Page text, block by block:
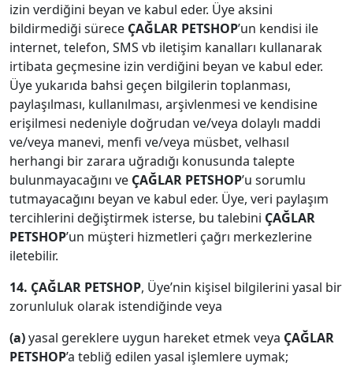
izin verdiğini beyan ve kabul eder. Üye aksini
bildirmediği sürece ÇAĞLAR PETSHOP’un kendisi ile
internet, telefon, SMS vb iletişim kanalları kullanarak
irtibata geçmesine izin verdiğini beyan ve kabul eder.
Üye yukarıda bahsi geçen bilgilerin toplanması,
paylaşılması, kullanılması, arşivlenmesi ve kendisine
erişilmesi nedeniyle doğrudan ve/veya dolaylı maddi
ve/veya manevi, menfi ve/veya müsbet, velhasıl
herhangi bir zarara uğradığı konusunda talepte
bulunmayacağını ve ÇAĞLAR PETSHOP’u sorumlu
tutmayacağını beyan ve kabul eder. Üye, veri paylaşım
tercihlerini değiştirmek isterse, bu talebini ÇAĞLAR
PETSHOP’un müşteri hizmetleri çağrı merkezlerine
iletebilir.
14. ÇAĞLAR PETSHOP, Üye’nin kişisel bilgilerini yasal bir
zorunluluk olarak istendiğinde veya
(a)yasal gereklere uygun hareket etmek veya ÇAĞLAR
PETSHOP’a tebliğ edilen yasal işlemlere uymak;